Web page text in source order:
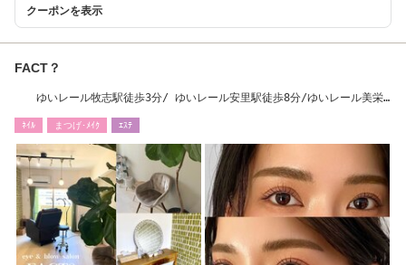
クーポンを表示
FACT？
ゆいレール牧志駅徒歩3分/ ゆいレール安里駅徒歩8分/ゆいレール美栄
ﾈｲﾙ まつげ･ﾒｲｸ ｴｽﾃ